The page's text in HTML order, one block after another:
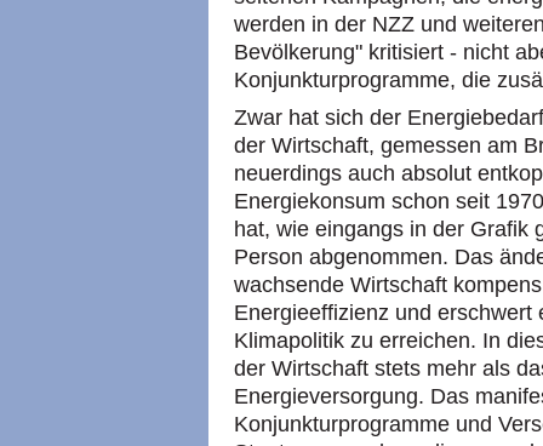
werden in der NZZ und
Bevölkerung" kritisiert - nicht
Konjunkturprogramme, die
Zwar hat sich der
der Wirtschaft, gemessen am
neuerdings auch absolut
Energiekonsum schon seit
hat, wie eingangs in der Grafik
Person abgenommen. Das
wachsende Wirtschaft
Energieeffizienz und
Klimapolitik zu erreichen. In
der Wirtschaft stets mehr als
Energieversorgung. Das
Konjunkturprogramme und